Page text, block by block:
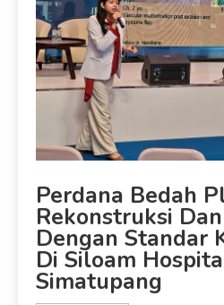
Perdana Bedah
Rekonstruksi
Dengan Standar
Di Siloam
Simatupang